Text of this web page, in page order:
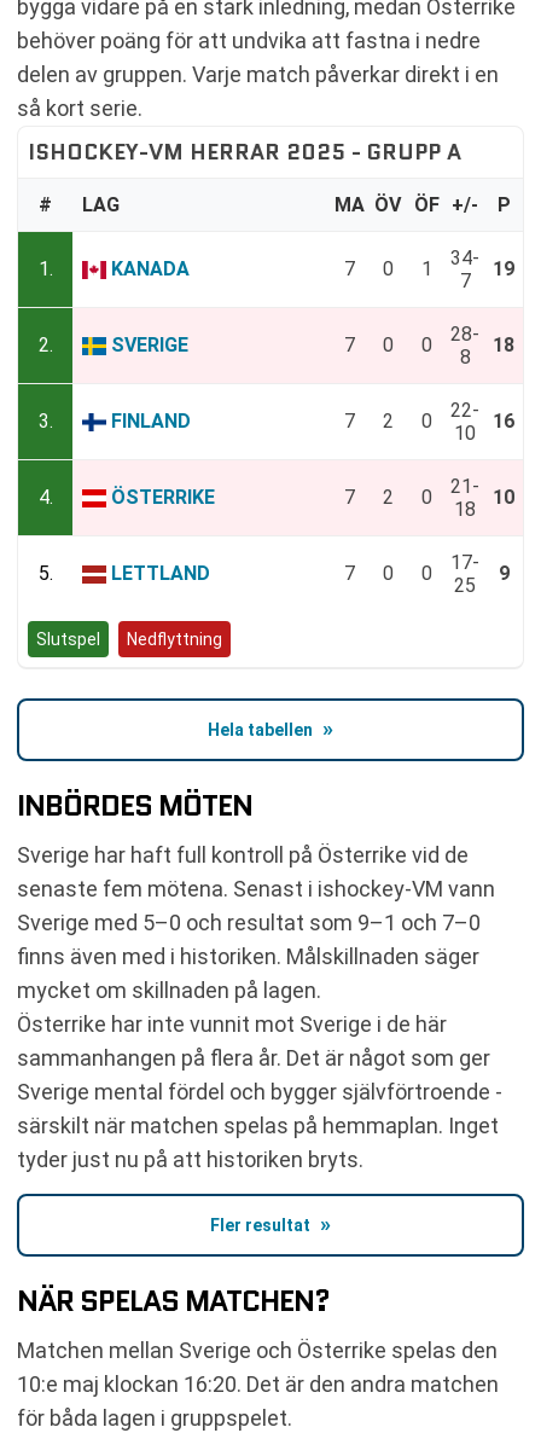
bygga vidare på en stark inledning, medan Österrike
behöver poäng för att undvika att fastna i nedre
delen av gruppen. Varje match påverkar direkt i en
så kort serie.
ISHOCKEY-VM HERRAR 2025 - GRUPP A
# LAG MA ÖV ÖF +/- P
1. KANADA 7 0 1
34-
7
19
2. SVERIGE 7 0 0
28-
8
18
3. FINLAND 7 2 0
22-
10
16
4. ÖSTERRIKE 7 2 0
21-
18
10
5. LETTLAND 7 0 0
17-
25
9
Slutspel Nedflyttning
Hela tabellen
INBÖRDES MÖTEN
Sverige har haft full kontroll på Österrike vid de
senaste fem mötena. Senast i ishockey-VM vann
Sverige med 5–0 och resultat som 9–1 och 7–0
finns även med i historiken. Målskillnaden säger
mycket om skillnaden på lagen.
Österrike har inte vunnit mot Sverige i de här
sammanhangen på flera år. Det är något som ger
Sverige mental fördel och bygger självförtroende -
särskilt när matchen spelas på hemmaplan. Inget
tyder just nu på att historiken bryts.
Fler resultat
NÄR SPELAS MATCHEN?
Matchen mellan Sverige och Österrike spelas den
10:e maj klockan 16:20. Det är den andra matchen
för båda lagen i gruppspelet.